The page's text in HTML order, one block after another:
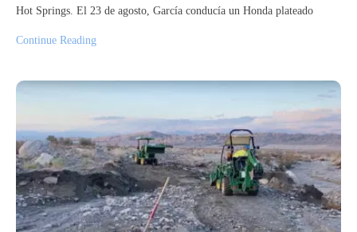
Hot Springs. El 23 de agosto, García conducía un Honda plateado
Continue Reading